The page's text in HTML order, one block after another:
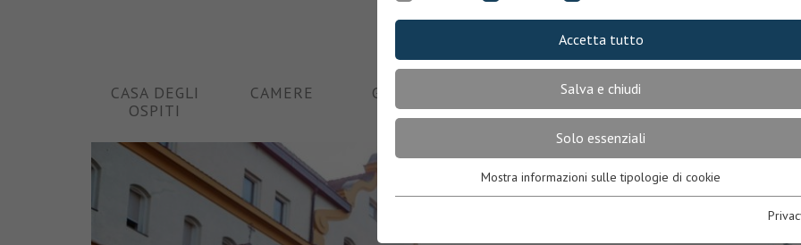
CASA DEGLI
OSPITI
CAMERE GIARDINO CAPPELLA MERANO
Accetta tutto
Salva e chiudi
Solo essenziali
Necessari per il corretto funzionamento del sito. In mancanza, l’utente
Mostra informazioni sulle tipologie di cookie